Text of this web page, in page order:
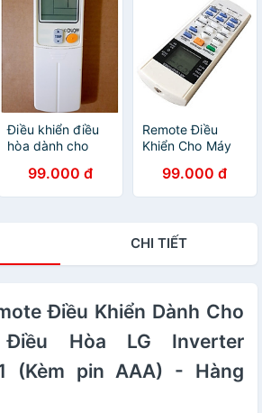
Điều khiển điều
hòa dành cho
các dòng Daikin
ATKA ATKQ
99.000 đ
Remote Điều
Khiển Cho Máy
Panasonic
Inverter
A75C3708 -
99.000 đ
CHI TIẾT
Điều Khiển Dành Cho
Hòa LG Inverter
(Kèm pin AAA) - Hàng